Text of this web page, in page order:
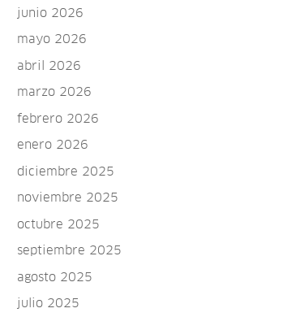
junio 2026
mayo 2026
abril 2026
marzo 2026
febrero 2026
enero 2026
diciembre 2025
noviembre 2025
octubre 2025
septiembre 2025
agosto 2025
julio 2025